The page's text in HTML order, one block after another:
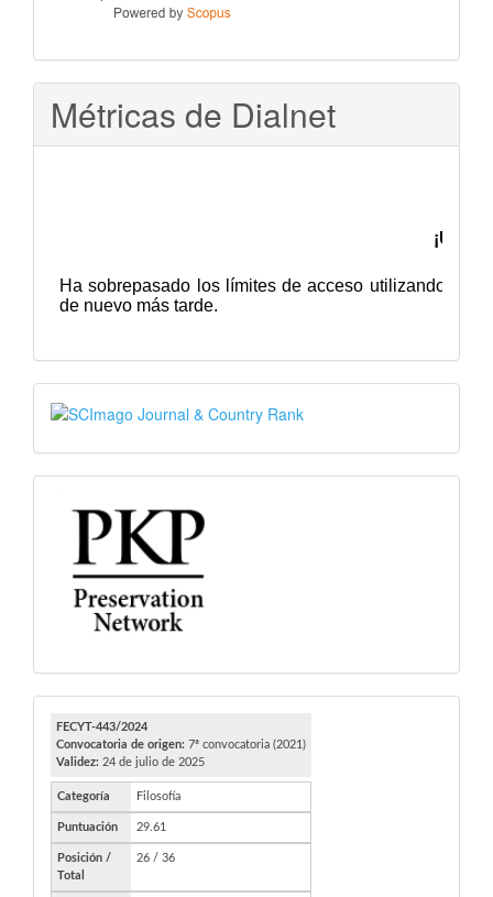
Métricas de Dialnet
SJR
PKP
FECYT